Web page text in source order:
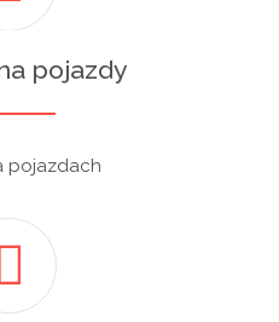
pojazdy
pojazdach